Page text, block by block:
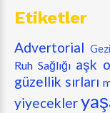
Etiketler
Advertorial
Ruh Sağlığı aşk
güzellik sırları
yiyecekler